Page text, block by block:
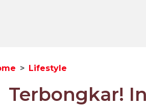
Lifestyle
Terbongkar!